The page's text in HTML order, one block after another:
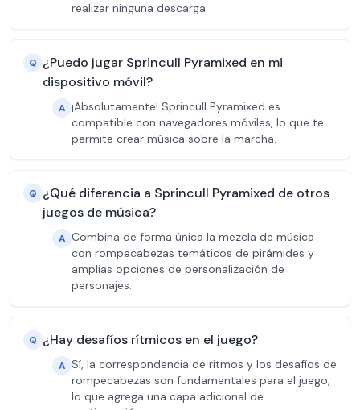
realizar ninguna descarga.
Q ¿Puedo jugar Sprincull Pyramixed en mi
dispositivo móvil?
A ¡Absolutamente! Sprincull Pyramixed es
compatible con navegadores móviles, lo que te
permite crear música sobre la marcha.
Q ¿Qué diferencia a Sprincull Pyramixed de otros
juegos de música?
A Combina de forma única la mezcla de música
con rompecabezas temáticos de pirámides y
amplias opciones de personalización de
personajes.
Q ¿Hay desafíos rítmicos en el juego?
A Sí, la correspondencia de ritmos y los desafíos de
rompecabezas son fundamentales para el juego,
lo que agrega una capa adicional de